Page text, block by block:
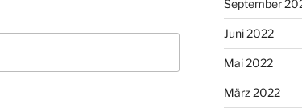
September
Juni 2022
Mai 2022
März 2022